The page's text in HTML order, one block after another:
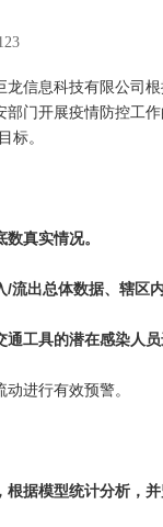
信息科技有限公司
门开展疫情防控工
标。
真实情况。
出总体数据、辖区内
工具的潜在感染人员
进行有效预警。
据模型统计分析，并